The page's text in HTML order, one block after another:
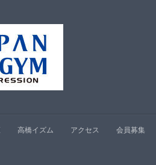
高橋イズム アクセス 会員募集